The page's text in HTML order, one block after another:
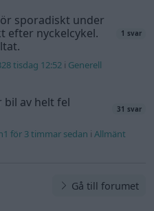
sporadiskt under
efter nyckelcykel.
1 svar
tisdag 12:52 i Generell
av helt fel
31 svar
för 3 timmar sedan iAllmänt
Gå till forumet